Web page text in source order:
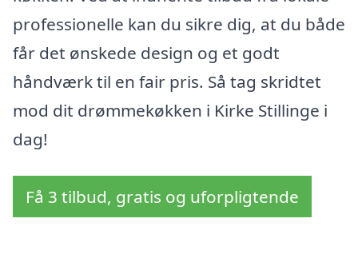
professionelle kan du sikre dig, at du både
får det ønskede design og et godt
håndværk til en fair pris. Så tag skridtet
mod dit drømmekøkken i Kirke Stillinge i
dag!
Få 3 tilbud, gratis og uforpligtende